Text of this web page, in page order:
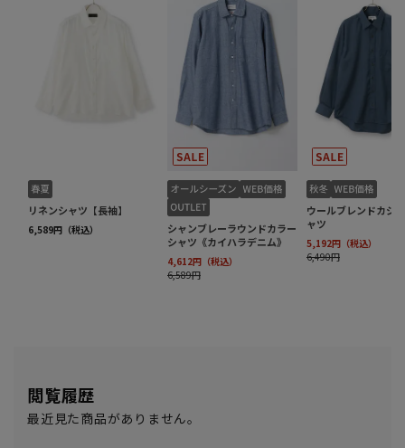
閲覧履歴
最近見た商品がありません。